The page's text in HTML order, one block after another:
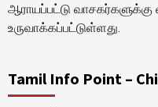
ஆராயப்பட்டு வாசகர்களுக்கு
உருவாக்கப்பட்டுள்ளது.
Tamil Info Point –